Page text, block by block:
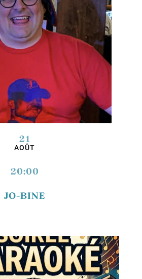
21
AOÛT
20:00
JO-BINE